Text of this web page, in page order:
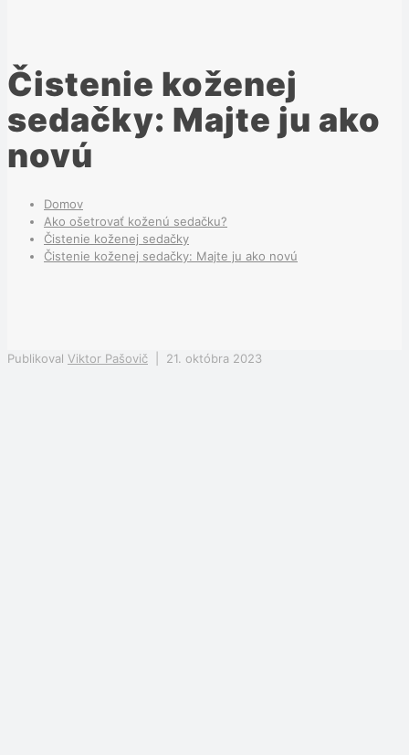
Čistenie koženej
sedačky: Majte ju ako
novú
Domov
Ako ošetrovať koženú sedačku?
Čistenie koženej sedačky
Čistenie koženej sedačky: Majte ju ako novú
Publikoval Viktor Pašovič 21. októbra 2023